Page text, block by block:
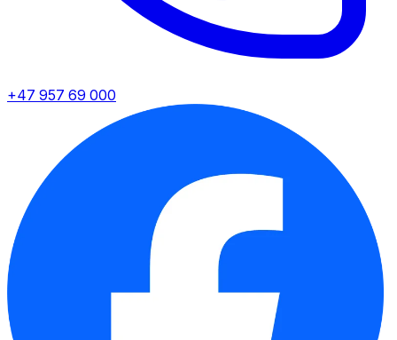
+47 957 69 000